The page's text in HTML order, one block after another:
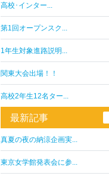
高校･インター...
第1回オープンスク...
1年生対象進路説明...
関東大会出場！！
高校2年生12名ター...
最新記事
真夏の夜の納涼企画実...
東京女学館発表会に参...